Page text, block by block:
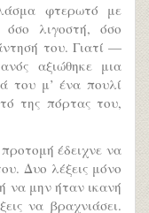
φτερωτό με
λιγοστή, όσο
του. Γιατί —
αξιώθηκε μια
του μ’ ένα πουλί
της πόρτας του,
έδειχνε να
Δυο λέξεις μόνο
να μην ήταν ικανή
να βραχνιάσει.